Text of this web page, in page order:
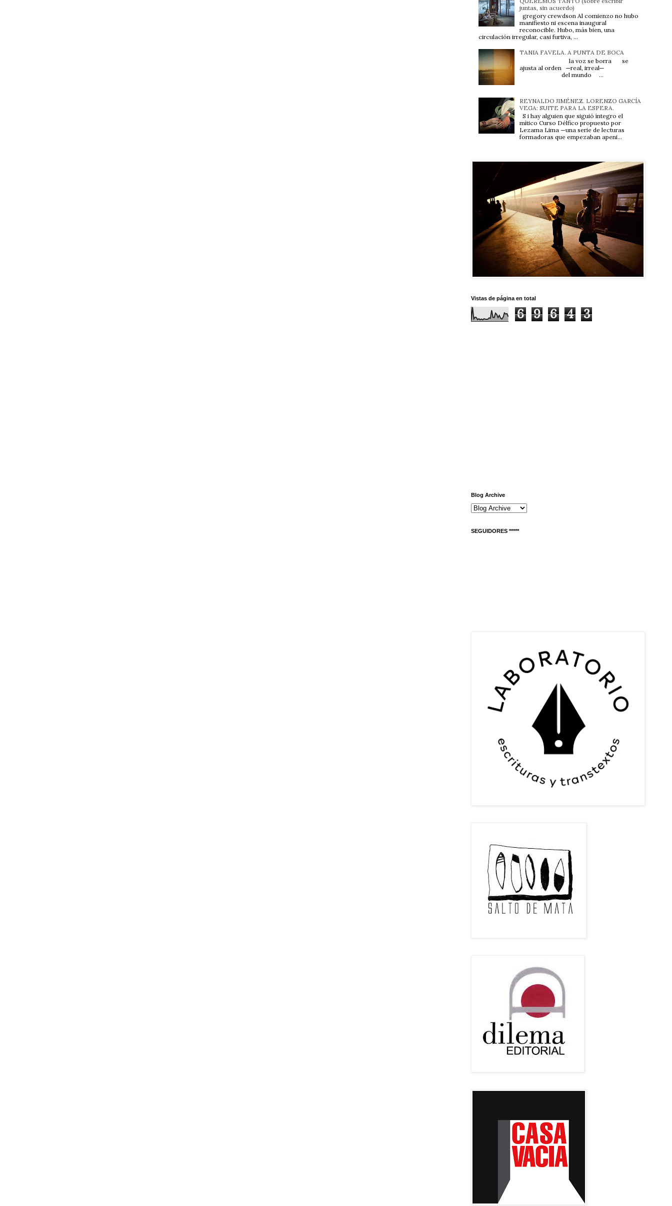
juntas, sin acuerdo)
gregory crewdson Al comienzo no hubo
manifiesto ni escena inaugural
reconocible. Hubo, más bien, una
circulación irregular, casi furtiva, ...
TANIA FAVELA. A PUNTA DE BOCA
la voz se borra se
ajusta al orden ─real, irreal─
del mundo ...
REYNALDO JIMÉNEZ. LORENZO GARCÍA
VEGA: SUITE PARA LA ESPERA.
S i hay alguien que siguió íntegro el
mítico Curso Délfico propuesto por
Lezama Lima —una serie de lecturas
formadoras que empezaban apeni...
Vistas de página en total
6 9 6 4 3
Blog Archive
SEGUIDORES *****